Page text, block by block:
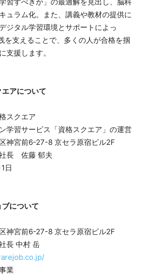
ュラム化。また、講義や教材の提供に
ジタル学習環境とサポートによっ
を支えることで、多くの人が合格を掴
支援します。
アについて
スクエア
学習サービス「資格スクエア」の運営
神宮前6-27-8 京セラ原宿ビル2F
長 佐藤 郁夫
日
について
神宮前6-27-8 京セラ原宿ビル2F
長 中村 岳
業